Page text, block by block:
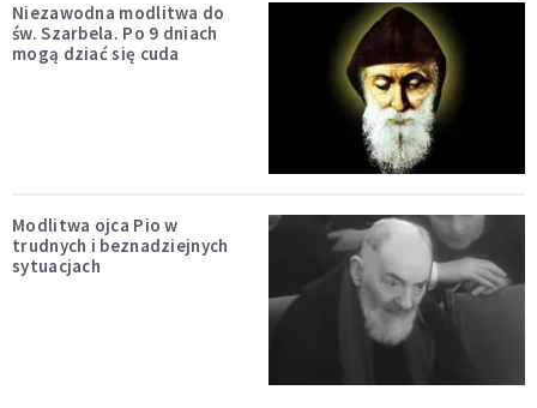
Niezawodna modlitwa do
św. Szarbela. Po 9 dniach
mogą dziać się cuda
Modlitwa ojca Pio w
trudnych i beznadziejnych
sytuacjach